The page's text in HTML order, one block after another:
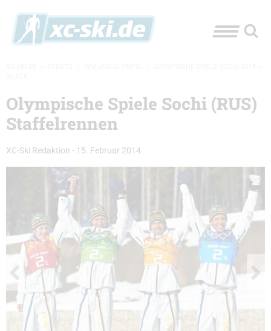
Olympische Spiele Sochi (RUS)
Staffelrennen
XC-Ski Redaktion - 15. Februar 2014